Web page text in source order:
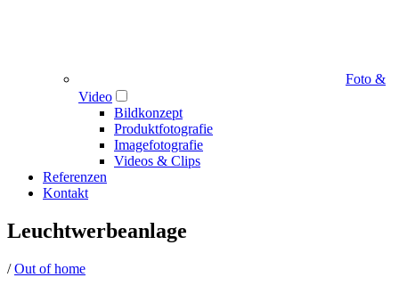
Foto &
Video
Bildkonzept
Produktfotografie
Imagefotografie
Videos & Clips
Referenzen
Kontakt
Leuchtwerbeanlage
/Out of home